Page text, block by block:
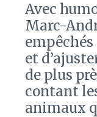
Avec
Marc-
et
de plus
contant
animaux